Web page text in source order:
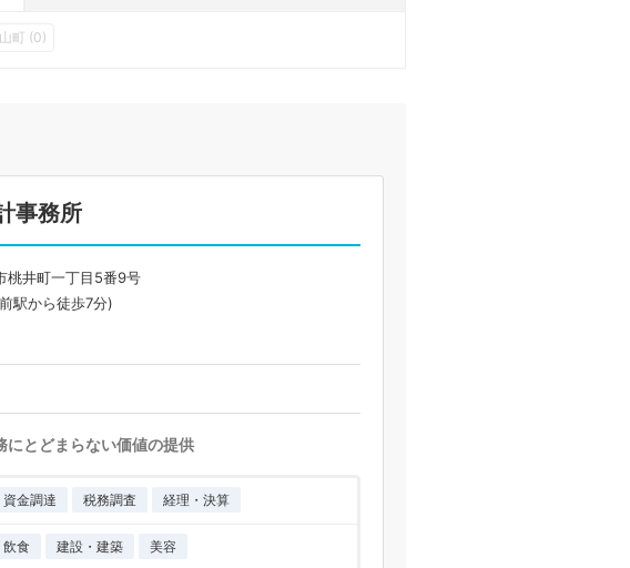
町 (0)
事務所
桃井町一丁目5番9号
駅から徒歩7分)
にとどまらない価値の提供
資金調達 税務調査 経理・決算
飲食 建設・建築 美容